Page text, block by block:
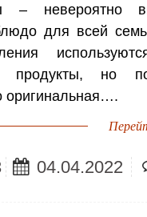
– невероятно
для всей
продукты, но
оригинальная….
04.04.2022